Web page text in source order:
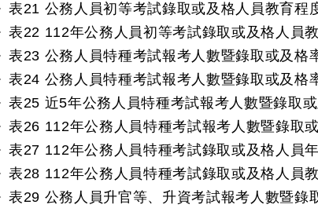
表21 公務人員初等考試錄取或及格人員教育程
表22 112年公務人員初等考試錄取或及格人員
表23 公務人員特種考試報考人數暨錄取或及格
表24 公務人員特種考試報考人數暨錄取或及格
表25 近5年公務人員特種考試報考人數暨錄取
表26 112年公務人員特種考試報考人數暨錄取
表27 112年公務人員特種考試錄取或及格人員
表28 112年公務人員特種考試錄取或及格人員
表29 公務人員升官等、升資考試報考人數暨錄